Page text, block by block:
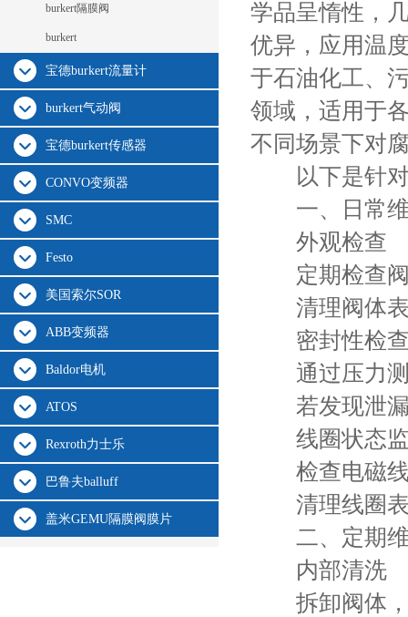
burkert隔膜阀
burkert
宝德burkert流量计
burkert气动阀
宝德burkert传感器
CONVO变频器
SMC
Festo
美国索尔SOR
ABB变频器
Baldor电机
ATOS
Rexroth力士乐
巴鲁夫balluff
盖米GEMU隔膜阀膜片
学品呈惰性，
优异，应用温
于石油化工、
领域，适用于
不同场景下对
以下是针
一、日常
外观检查
定期检查阀
清理阀体表
密封性检
通过压力测
若发现泄漏
线圈状态
检查电磁线
清理线圈表
二、定期维
内部清洗
拆卸阀体，